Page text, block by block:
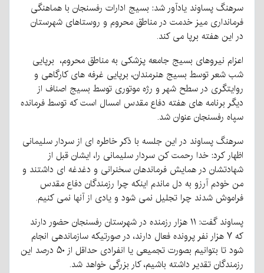
سرهنگ پساوند یادآور شد: بسیج ادارات رفسنجان با هماهنگی
فرمانداری میز خدمت در مناطق محروم و روستاهای شهرستان
در این هفته برپا می کند.
اعزام نیروهای بسیج جامعه پزشکی به مناطق محروم، برپایی
شب شعر توسط بسیج هنرمندان، برپایی غرفه های کارگاهی و
روایتگری در سطح شهر و رژه موتوری توسط بسیج اصناف از
دیگر برنامه های هفته دفاع مقدس امسال است که توسط فرمانده
سپاه رفسنجان عنوان شد.
سرهنگ پساوند در این جلسه با ذکر خاطره ای از سردار سلیمانی
اظهار کرد: خدا رحمت کن سردار سلیمانی را، ایشان قبل از
شهادتشان در همایش فرماندهان سخنرانی و دغدغه ای داشتند و
من خودم آرزو به دل ماندم اینکه چرا رزمندگان دفاع مقدس
فراموش شدند چرا تجلیل نمی شود و یادی از آنها نمی کنیم.
پساوند گفت: ۱۱ هزار رزمنده در شهرستان رفسنجان حضور دارند
که ۷ هزار نفر پرونده فعال دارند، در صورتیکه سازماندهی انجام
شود تا بتوانیم بصورت تجمیعی یا انفرادی حداقل از ۵۰ درصد این
رزمندگان تقدیر داشته باشیم، کار بزرگی خواهد شد.